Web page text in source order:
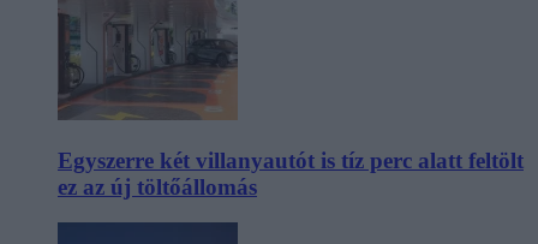
Egyszerre két villanyautót is tíz perc alatt feltölt
ez az új töltőállomás